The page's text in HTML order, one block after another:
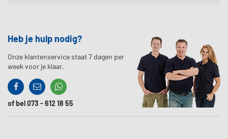
Heb je hulp nodig?
Onze klantenservice staat 7 dagen per
week voor je klaar.
FacebookContactWhatssapp
of bel 073 - 612 18 55